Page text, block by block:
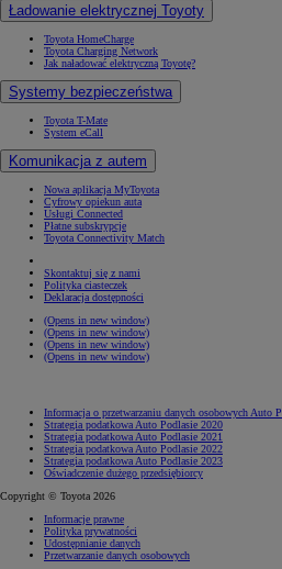
Ładowanie elektrycznej Toyoty
Toyota HomeCharge
Toyota Charging Network
Jak naładować elektryczną Toyotę?
Systemy bezpieczeństwa
Toyota T-Mate
System eCall
Komunikacja z autem
Nowa aplikacja MyToyota
Cyfrowy opiekun auta
Usługi Connected
Płatne subskrypcje
Toyota Connectivity Match
Skontaktuj się z nami
Polityka ciasteczek
Deklaracja dostępności
(Opens in new window)
(Opens in new window)
(Opens in new window)
(Opens in new window)
Informacja o przetwarzaniu danych osobowych Auto
Strategia podatkowa Auto Podlasie 2020
Strategia podatkowa Auto Podlasie 2021
Strategia podatkowa Auto Podlasie 2022
Strategia podatkowa Auto Podlasie 2023
Oświadczenie dużego przedsiębiorcy
Copyright © Toyota 2026
Informacje prawne
Polityka prywatności
Udostępnianie danych
Przetwarzanie danych osobowych